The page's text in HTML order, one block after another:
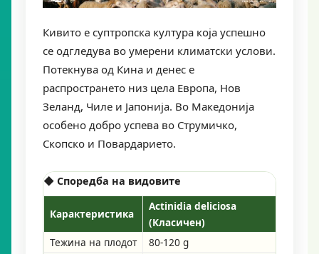
Кивито е суптропска култура која успешно
се одгледува во умерени климатски услови.
Потекнува од Кина и денес е
распространето низ цела Европа, Нов
Зеланд, Чиле и Јапонија. Во Македонија
особено добро успева во Струмичко,
Скопско и Повардарието.
◆ Споредба на видовите
Карактеристика
Actinidia deliciosa
(Класичен)
Тежина на плодот
80-120 g